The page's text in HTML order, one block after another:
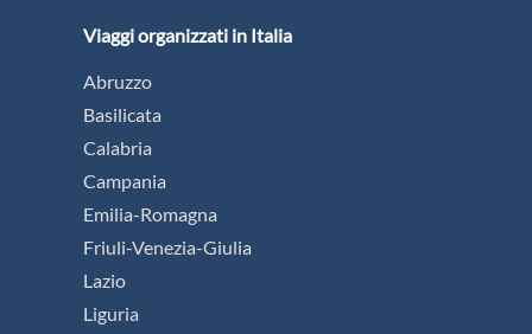
Viaggi organizzati in Italia
Abruzzo
Basilicata
Calabria
Campania
Emilia-Romagna
Friuli-Venezia-Giulia
Lazio
Liguria